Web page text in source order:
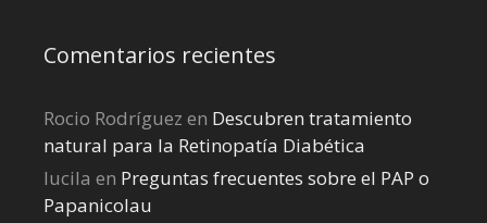
Comentarios recientes
Rocio Rodríguez en Descubren tratamiento
natural para la Retinopatía Diabética
lucila en Preguntas frecuentes sobre el PAP o
Papanicolau